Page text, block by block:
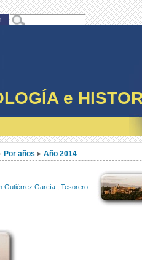
e
Por años > Año 2014
Gutiérrez García, Tesorero